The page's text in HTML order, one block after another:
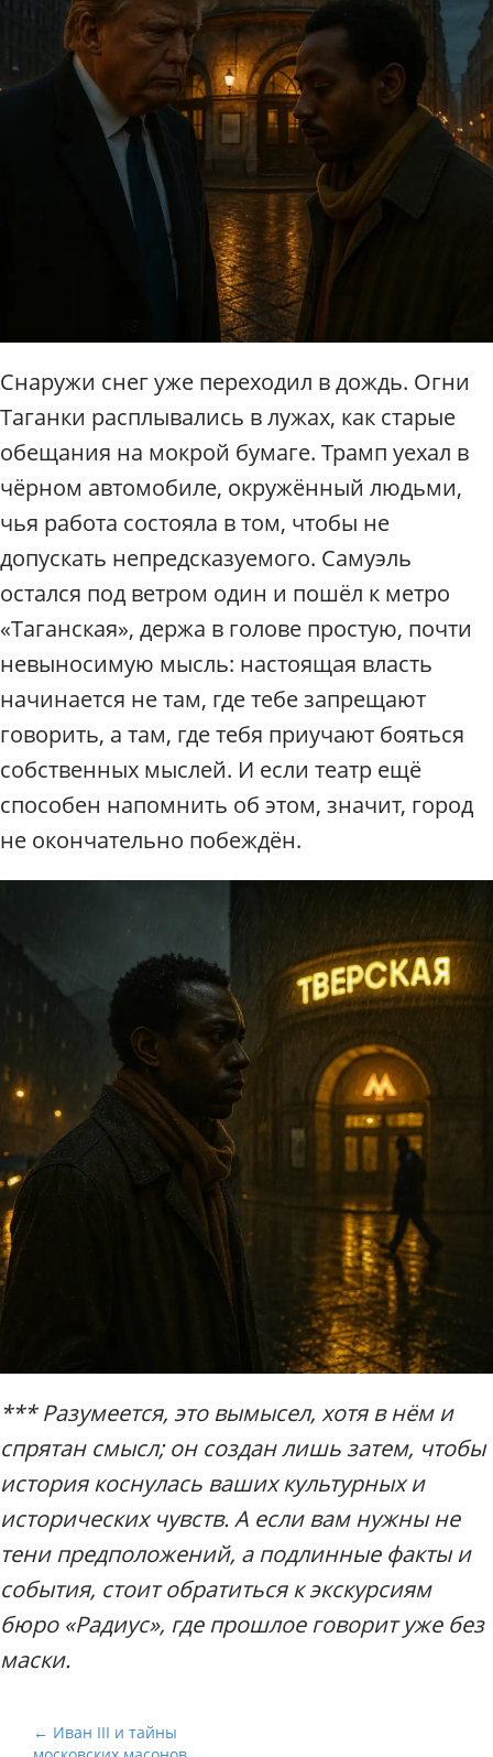
Снаружи снег уже переходил в дождь. Огни
Таганки расплывались в лужах, как старые
обещания на мокрой бумаге. Трамп уехал в
чёрном автомобиле, окружённый людьми,
чья работа состояла в том, чтобы не
допускать непредсказуемого. Самуэль
остался под ветром один и пошёл к метро
«Таганская», держа в голове простую, почти
невыносимую мысль: настоящая власть
начинается не там, где тебе запрещают
говорить, а там, где тебя приучают бояться
собственных мыслей. И если театр ещё
способен напомнить об этом, значит, город
не окончательно побеждён.
*** Разумеется, это вымысел, хотя в нём и
спрятан смысл; он создан лишь затем, чтобы
история коснулась ваших культурных и
исторических чувств. А если вам нужны не
тени предположений, а подлинные факты и
события, стоит обратиться к экскурсиям
бюро «Радиус», где прошлое говорит уже без
маски.
Н
← Иван III и тайны